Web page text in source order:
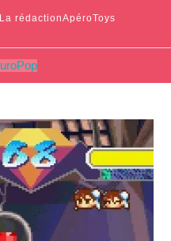
La rédactionApéroToys